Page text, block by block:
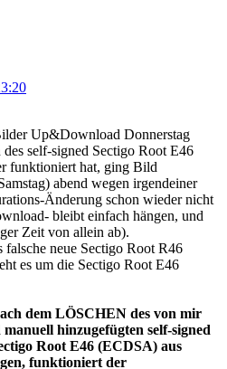
Up&Download Donnerstag
self-signed Sectigo Root E46
funktioniert hat, ging Bild
abend wegen irgendeiner
Änderung schon wieder nicht
bleibt einfach hängen, und
Zeit von allein ab).
falsche neue Sectigo Root R46
es um die Sectigo Root E46
dem LÖSCHEN des von mir
hinzugefügten self-signed
Root E46 (ECDSA) aus
funktioniert der